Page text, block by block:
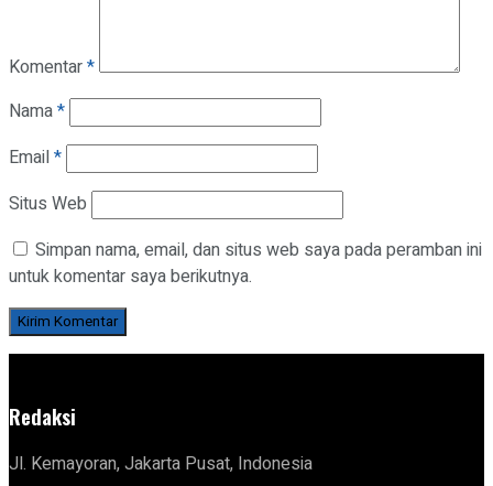
Komentar*
Nama*
Email*
Situs Web
Simpan nama, email, dan situs web saya pada peramban ini
untuk komentar saya berikutnya.
Redaksi
Jl. Kemayoran, Jakarta Pusat, Indonesia